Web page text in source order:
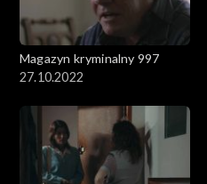
Magazyn kryminalny 997
27.10.2022